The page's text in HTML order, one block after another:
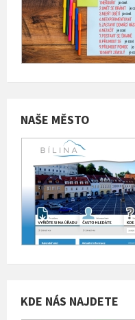
NAŠE MĚSTO
KDE NÁS NAJDETE